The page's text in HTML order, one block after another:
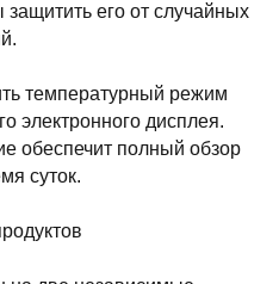
защитить его от случайных
температурный режим
электронного дисплея.
обеспечит полный обзор
суток.